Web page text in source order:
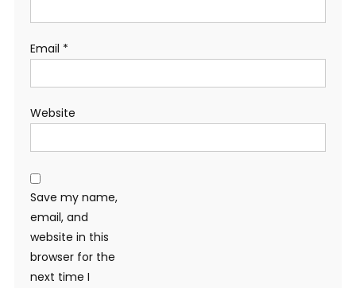
Email *
Website
Save my name,
email, and
website in this
browser for the
next time I